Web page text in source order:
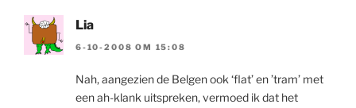
Lia
6-10-2008 OM 15:08
Nah, aangezien de Belgen ook ‘flat’ en ’tram’ met
een ah-klank uitspreken, vermoed ik dat het